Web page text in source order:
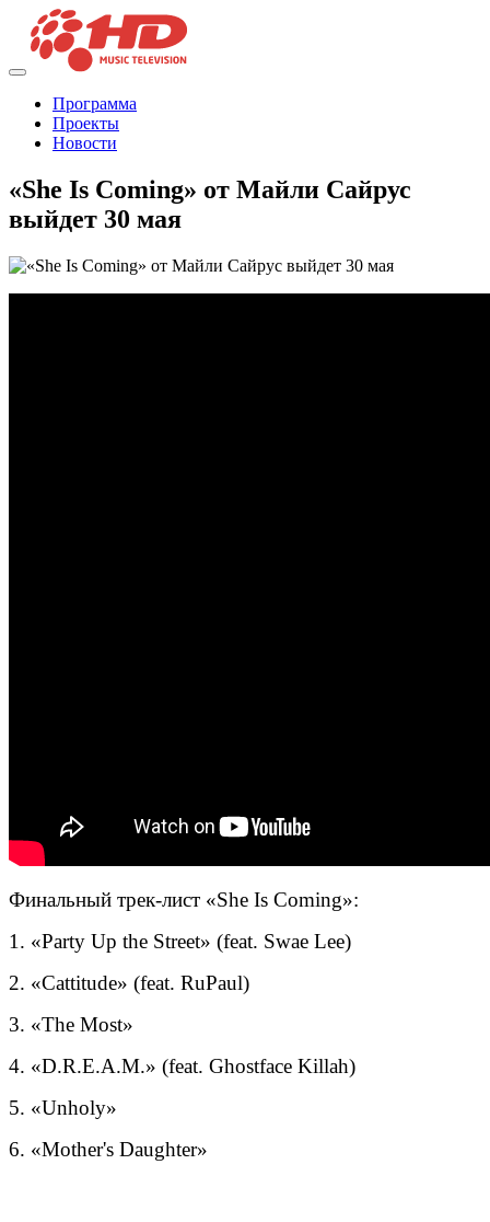
Программа
Проекты
Новости
«She Is Coming» от Майли Сайрус
выйдет 30 мая
Финальный трек-лист «She Is Coming»:
1. «Party Up the Street» (feat. Swae Lee)
2. «Cattitude» (feat. RuPaul)
3. «The Most»
4. «D.R.E.A.M.» (feat. Ghostface Killah)
5. «Unholy»
6. «Mother's Daughter»